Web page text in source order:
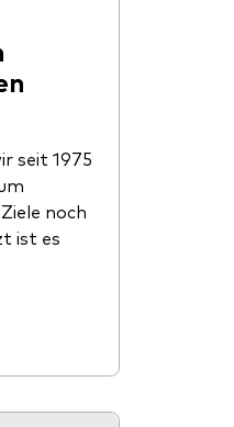
seit 1975
noch
ist es